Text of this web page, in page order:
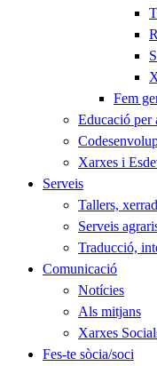
Fem
Educació per
Xarxes i
Serveis
Tallers,
Serveis
Traducció,
Comunicació
Notícies
Als mitjans
Xarxes
Fes-te sòcia/soci